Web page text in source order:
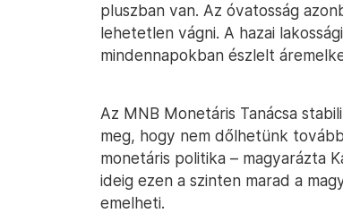
pluszban van. Az óvatosság
lehetetlen vágni. A hazai
mindennapokban észlelt
Az MNB Monetáris Tanácsa
meg, hogy nem dőlhetünk
monetáris politika – magyarázta
ideig ezen a szinten marad a
emelheti.